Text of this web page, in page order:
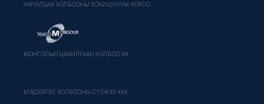
ХАРИЛЦАА ХОЛБООНЫ ЗОХИЦУУЛАХ ХОРОО
МОНГОЛЫН ЦАХИЛГААН ХОЛБОО ХК
МЭДЭЭЛЭЛ ХОЛБООНЫ СҮЛЖЭЭ ХХК